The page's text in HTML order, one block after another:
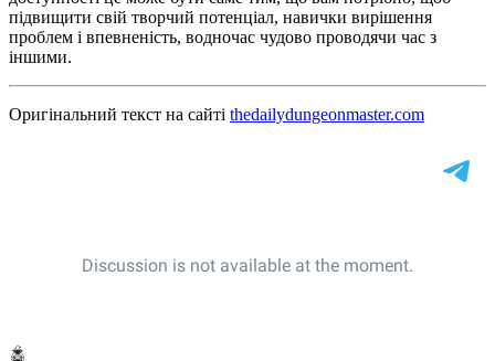
підвищити свій творчий потенціал, навички вирішення
проблем і впевненість, водночас чудово проводячи час з
іншими.
Оригінальний текст на сайті thedailydungeonmaster.com